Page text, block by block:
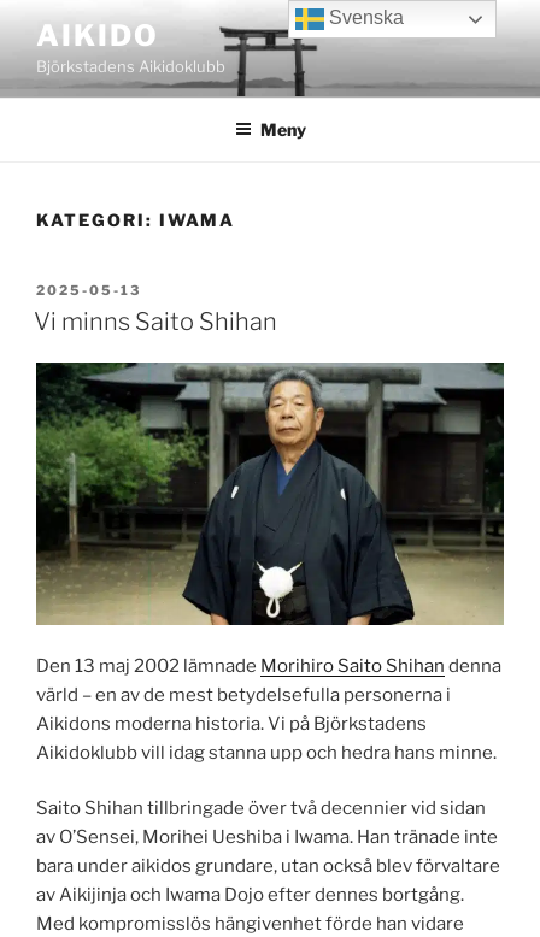
innehåll
AIKIDO
Björkstadens Aikidoklubb
Meny
KATEGORI: IWAMA
PUBLICERAT
2025-05-13
Vi minns Saito Shihan
Den 13 maj 2002 lämnade Morihiro Saito Shihan denna
värld – en av de mest betydelsefulla personerna i
Aikidons moderna historia. Vi på Björkstadens
Aikidoklubb vill idag stanna upp och hedra hans minne.
Saito Shihan tillbringade över två decennier vid sidan
av O’Sensei, Morihei Ueshiba i Iwama. Han tränade inte
bara under aikidos grundare, utan också blev förvaltare
av Aikijinja och Iwama Dojo efter dennes bortgång.
Med kompromisslös hängivenhet förde han vidare
Svenska